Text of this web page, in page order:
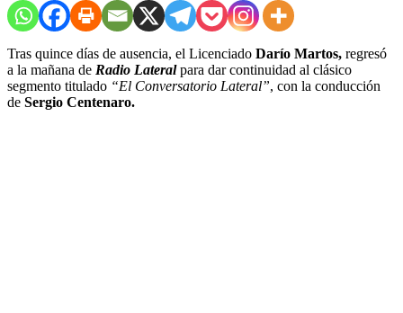
Tras quince días de ausencia, el Licenciado Darío Martos, regresó
a la mañana de Radio Lateralpara dar continuidad al clásico
segmento titulado “El Conversatorio Lateral”, con la conducción
de Sergio Centenaro.